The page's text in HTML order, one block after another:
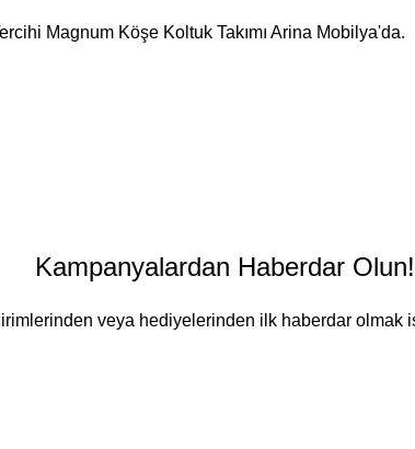
Kampanyalardan Haberdar Olun!
veya hediyelerinden ilk haberdar